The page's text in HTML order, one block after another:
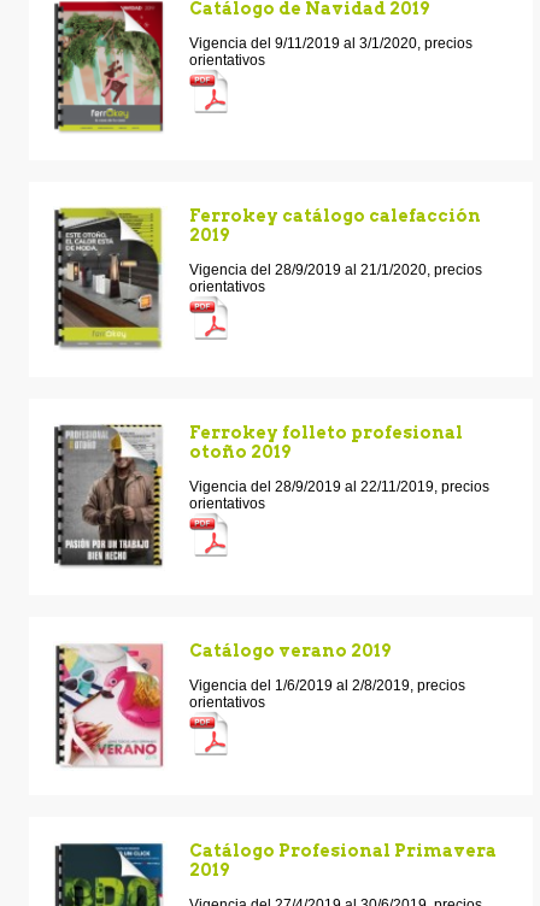
Catálogo de Navidad 2019
Vigencia del 9/11/2019 al 3/1/2020, precios
orientativos
Ferrokey catálogo calefacción
2019
Vigencia del 28/9/2019 al 21/1/2020, precios
orientativos
Ferrokey folleto profesional
otoño 2019
Vigencia del 28/9/2019 al 22/11/2019, precios
orientativos
Catálogo verano 2019
Vigencia del 1/6/2019 al 2/8/2019, precios
orientativos
Catálogo Profesional Primavera
2019